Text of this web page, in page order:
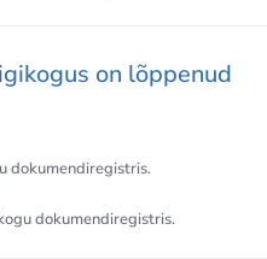
on lõppenud
dokumendiregistris.
dokumendiregistris.